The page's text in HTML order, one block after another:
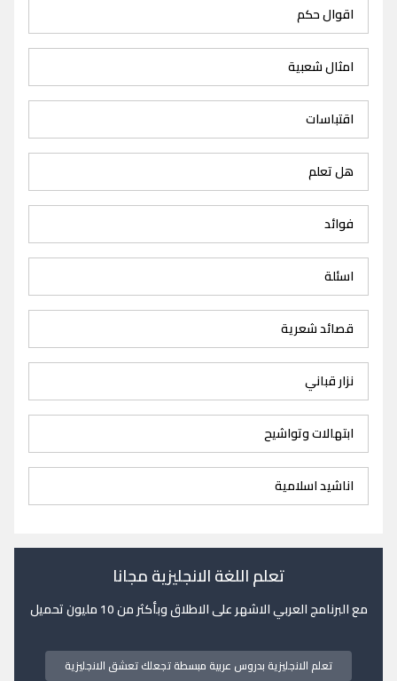
اقوال حكم
امثال شعبية
اقتباسات
هل تعلم
فوائد
اسئلة
قصائد شعرية
نزار قباني
ابتهالات وتواشيح
اناشيد اسلامية
تعلم اللغة الانجليزية مجانا
مع البرنامج العربي الاشهر على الاطلاق وبأكثر من 10 مليون تحميل
تعلم الانجليزية بدروس عربية مبسطة تجعلك تعشق الانجليزية